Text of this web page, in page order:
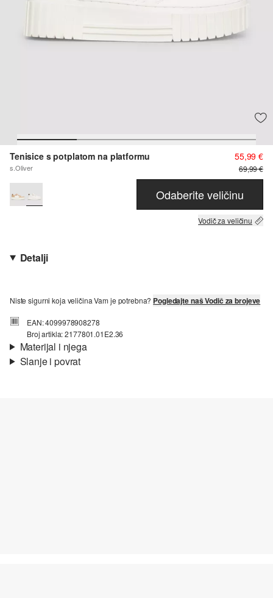
Tenisice s potplatom na platformu
s.Oliver
55,99 €
69,99 €
Odaberite veličinu
Vodič za veličinu
Detalji
Niste sigurni koja veličina Vam je potrebna? Pogledajte naš Vodič za brojeve
EAN: 4099978908278
Broj artikla: 2177801.01E2.36
Materijal i njega
Slanje i povrat